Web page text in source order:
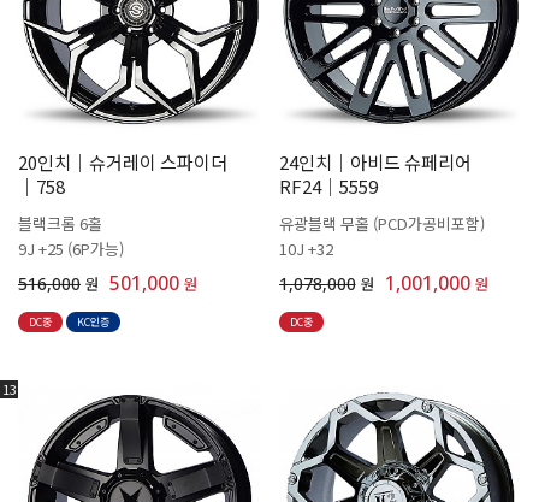
20인치│슈거레이 스파이더
│758
블랙크롬 6홀
9J +25 (6P가능)
516,000 원 501,000 원
DC중 KC인증
24인치│아비드 슈페리어
RF24│5559
유광블랙 무홀 (PCD가공비포함)
10J +32
1,078,000 원 1,001,000 원
DC중
13